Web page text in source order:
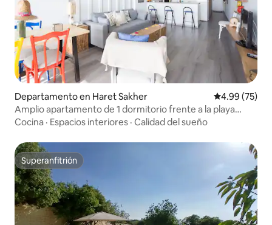
Departamento en Haret Sakher Calificación
4.99 (75)
Amplio apartamento de 1 dormitorio frente a la playa
junto a la costa
Cocina · Espacios interiores · Calidad del sueño
Superanfitrión
Superanfitrión